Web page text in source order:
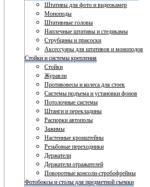
Штативы для фото и видеокамер
Моноподы
Штативные головы
Наплечные штативы и стедикамы
Струбцины и присоски
Аксессуары для штативов и моноподов
Стойки и системы крепления
Стойки
Журавли
Противовесы и колеса для стоек
Системы подъема и установки фонов
Потолочные системы
Штанги и перекладины
Распорки автополы
Зажимы
Настенные кронштейны
Резьбовые переходники
Держатели
Держатели отражателей
Поворотные консоли-стробофреймы
Фотобоксы и столы для предметной съемки